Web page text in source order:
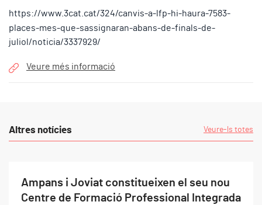
https://www.3cat.cat/324/canvis-a-lfp-hi-haura-7583-
places-mes-que-sassignaran-abans-de-finals-de-
juliol/noticia/3337929/
Veure més informació
Altres notícies Veure-ls totes
Ampans i Joviat constitueixen el seu nou
Centre de Formació Professional Integrada